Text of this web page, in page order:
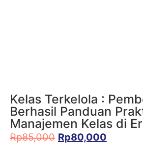
Kelas Terkelola :
Berhasil Panduan
Manajemen Kelas di
Rp85,000 Rp80,000